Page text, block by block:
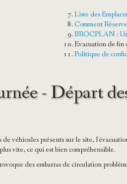
Liste des
Comment
BROCPLAN :
Evacuation de fin
Politique de
- Départ
véhicules présents sur le site,
vite, ce qui est bien compréhensible.
des embarras de circulation